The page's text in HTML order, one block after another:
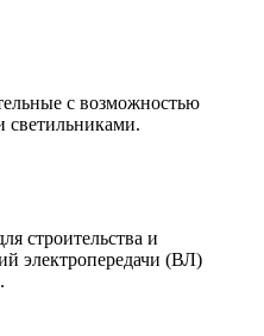
с возможностью
светильниками.
строительства и
электропередачи (ВЛ)